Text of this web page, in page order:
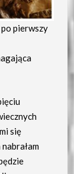
po pierwszy
się